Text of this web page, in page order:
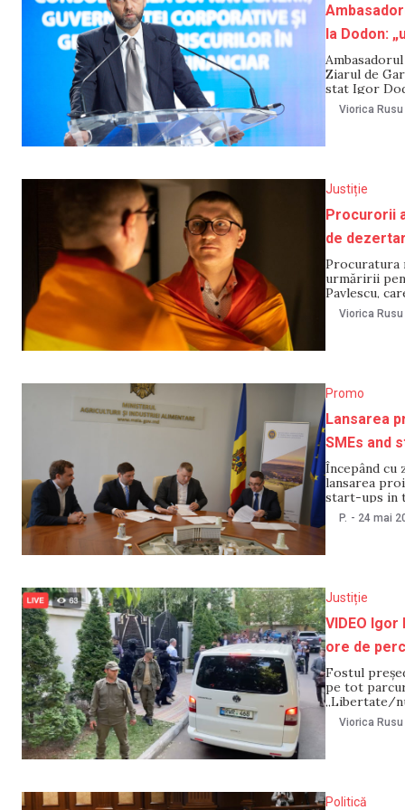
la Dodon:
Ziarul de
stat Igor
aspecte,
este aspectul
Viorica Rusu
Justiție
Procurorii
de
Procuratura
urmăririi
Pavlescu,
pe motiv că
Viorica Rusu
Promo
Lansarea
SMEs and
Începând cu
lansarea
start-ups in
eveniment
P. - 24 mai
Justiție
VIDEO
ore de
Fostul
pe tot
„Libertate/
strigau că
Viorica Rusu
Politică